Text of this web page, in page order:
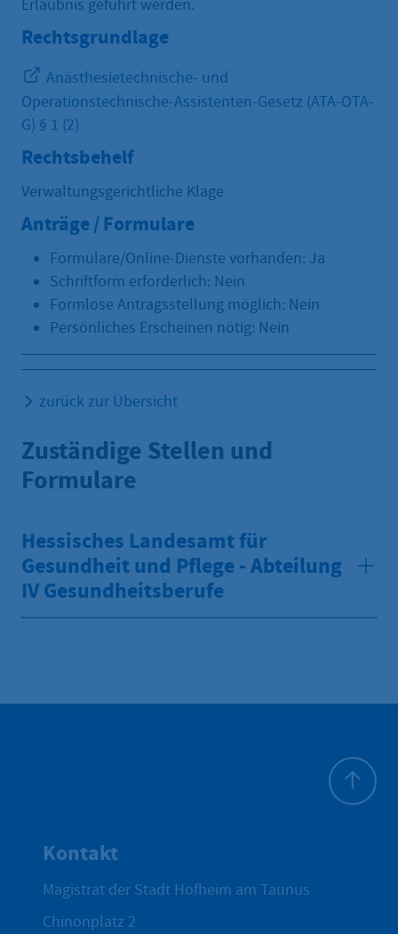
Erlaubnis geführt werden.
Rechtsgrundlage
Anästhesietechnische- und
Operationstechnische-Assistenten-Gesetz (ATA-OTA-
G) § 1 (2)
Rechtsbehelf
Verwaltungsgerichtliche Klage
Anträge / Formulare
Formulare/Online-Dienste vorhanden: Ja
Schriftform erforderlich: Nein
Formlose Antragsstellung möglich: Nein
Persönliches Erscheinen nötig: Nein
zurück zur Übersicht
Zuständige Stellen und
Formulare
Hessisches Landesamt für
Gesundheit und Pflege - Abteilung
IV Gesundheitsberufe
Kontakt
Magistrat der Stadt Hofheim am Taunus
Chinonplatz 2